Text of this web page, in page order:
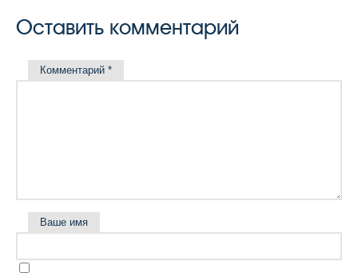
Оставить комментарий
Комментарий *
Ваше имя